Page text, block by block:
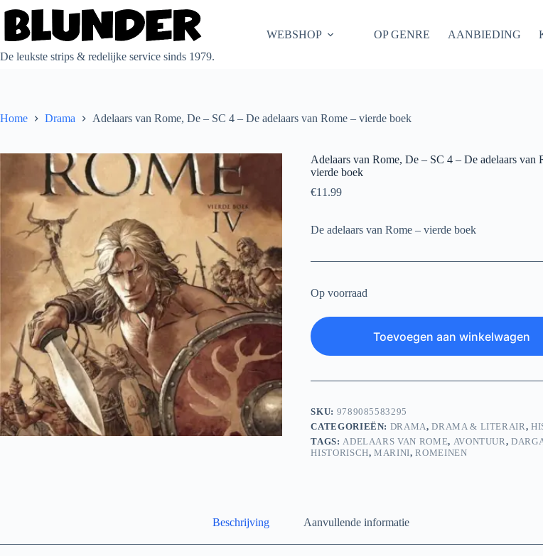
naar
inhoud
De leukste strips & redelijke service sinds 1979.
WEBSHOP OP GENRE AANBIEDING
Home Drama Adelaars van Rome, De – SC 4 – De adelaars van Rome – vierde boek
Adelaars van Rome, De – SC 4 – De adelaars van
vierde boek
€11.99
De adelaars van Rome – vierde boek
Op voorraad
Toevoegen aan winkelwagen
SKU: 9789085583295
CATEGORIEËN: DRAMA,DRAMA & LITERAIR,
TAGS:ADELAARS VAN ROME, AVONTUUR,
HISTORISCH,MARINI,ROMEINEN
Beschrijving Aanvullende informatie